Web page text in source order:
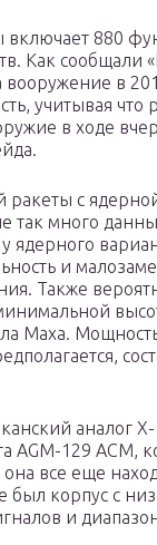
включает 880
Как сообщали
вооружение в
учитывая что
в ходе
ракеты с
так много
ядерного
и
Также
Маха.
аналог
AGM-129 ACM,
все еще
был корпус с
и